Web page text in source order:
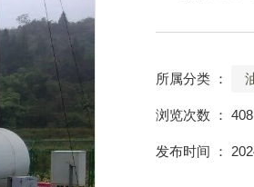
所属分类 ：
浏览次数 ： 408
发布时间 ：